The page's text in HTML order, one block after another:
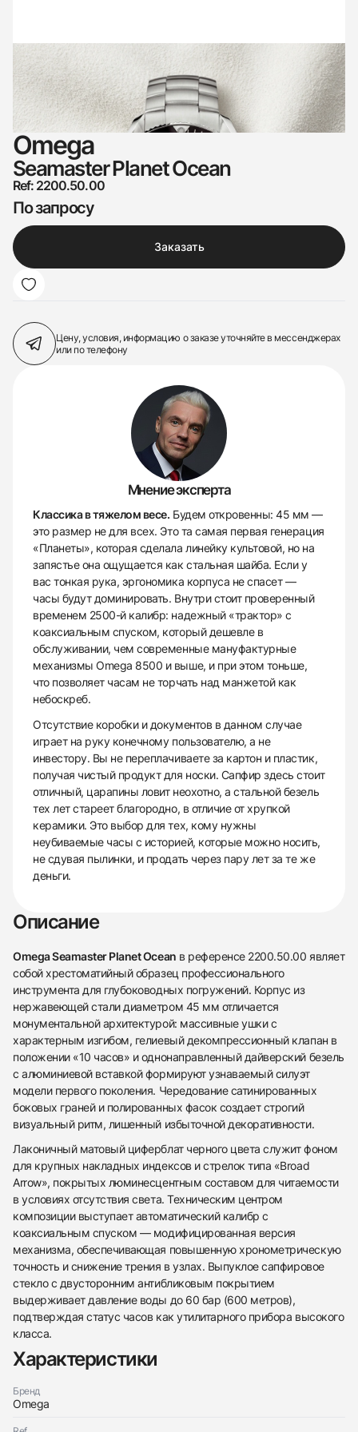
438
285
145
142
205
204
195
150
6
Omega
Seamaster Planet Ocean
Ref: 2200.50.00
По запросу
Заказать
Цену, условия, информацию о заказеуточняйте в мессенджерах
или по телефону
Мнение эксперта
Классика в тяжелом весе. Будем откровенны: 45 мм —
это размер не для всех. Это та самая первая генерация
«Планеты», которая сделала линейку культовой, но на
запястье она ощущается как стальная шайба. Если у
вас тонкая рука, эргономика корпуса не спасет —
часы будут доминировать. Внутри стоит проверенный
временем 2500-й калибр: надежный «трактор» с
коаксиальным спуском, который дешевле в
обслуживании, чем современные мануфактурные
механизмы Omega 8500 и выше, и при этом тоньше,
что позволяет часам не торчать над манжетой как
небоскреб.
Отсутствие коробки и документов в данном случае
играет на руку конечному пользователю, а не
инвестору. Вы не переплачиваете за картон и пластик,
получая чистый продукт для носки. Сапфир здесь стоит
отличный, царапины ловит неохотно, а стальной безель
тех лет стареет благородно, в отличие от хрупкой
керамики. Это выбор для тех, кому нужны
неубиваемые часы с историей, которые можно носить,
не сдувая пылинки, и продать через пару лет за те же
деньги.
Описание
Omega Seamaster Planet Ocean в референсе 2200.50.00 являет
собой хрестоматийный образец профессионального
инструмента для глубоководных погружений. Корпус из
нержавеющей стали диаметром 45 мм отличается
монументальной архитектурой: массивные ушки с
характерным изгибом, гелиевый декомпрессионный клапан в
положении «10 часов» и однонаправленный дайверский безель
с алюминиевой вставкой формируют узнаваемый силуэт
модели первого поколения. Чередование сатинированных
боковых граней и полированных фасок создает строгий
визуальный ритм, лишенный избыточной декоративности.
Лаконичный матовый циферблат черного цвета служит фоном
для крупных накладных индексов и стрелок типа «Broad
Arrow», покрытых люминесцентным составом для читаемости
в условиях отсутствия света. Техническим центром
композиции выступает автоматический калибр с
коаксиальным спуском — модифицированная версия
механизма, обеспечивающая повышенную хронометрическую
точность и снижение трения в узлах. Выпуклое сапфировое
стекло с двусторонним антибликовым покрытием
выдерживает давление воды до 60 бар (600 метров),
подтверждая статус часов как утилитарного прибора высокого
класса.
Характеристики
Бренд
Omega
Заказать эти часы
Оставьте ваши контактные данные и мы свяжемся
Трейд-ин часов
Оставьте ваши контактные данные и мы свяжемся
с вами